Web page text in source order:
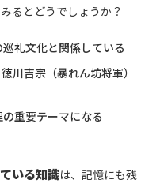
るとどうでしょうか？
礼文化と関係している
川吉宗（暴れん坊将軍）
重要テーマになる
いる知識は、記憶にも残